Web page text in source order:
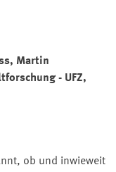
Martin
- UFZ,
ob und inwieweit